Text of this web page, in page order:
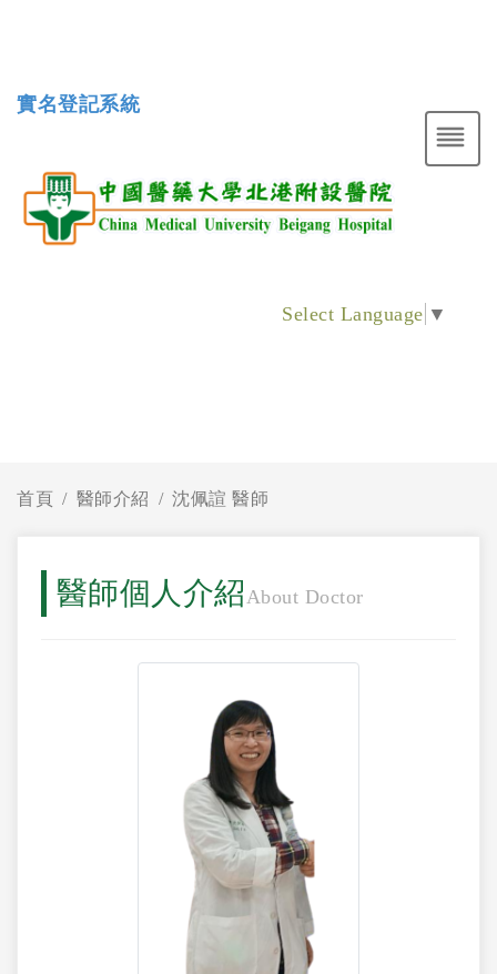
實名登記系統
Select Language ▼
首頁 醫師介紹 沈佩諠 醫師
醫師個人介紹About Doctor